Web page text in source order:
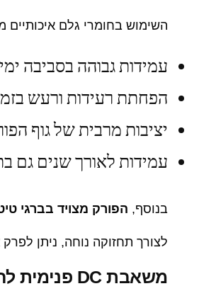
השימוש בחומרי גלם איכותיים
עמידות גבוהה בסביבה
הפחתת רעידות ורעש
יציבות מרבית של גוף
עמידות לאורך שנים גם
בנוסף, הפורק מצויד בברגי
לצורך תחזוקה נוחה, ניתן
משאבת DC פנימית לחיסכון במקום